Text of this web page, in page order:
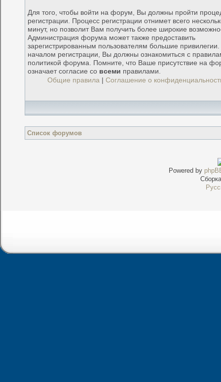
Для того, чтобы войти на форум, Вы должны пройти
регистрации. Процесс регистрации отнимет всего
минут, но позволит Вам получить более широкие
Администрация форума может также предоставить
зарегистрированным пользователям большие
началом регистрации, Вы должны ознакомиться с
политикой форума. Помните, что Ваше присутствие на
означает согласие со всеми правилами.
Общие правила | Соглашение о
Список форумов
Powered by